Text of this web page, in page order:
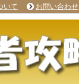
いて お問い合わせ